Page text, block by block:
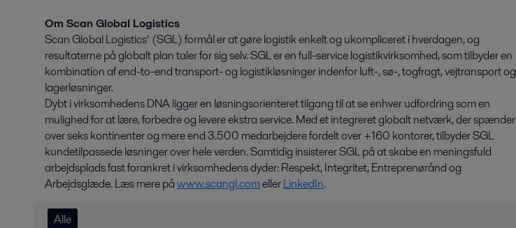
Om Scan Global Logistics
Scan Global Logistics’ (SGL) formål er at gøre logistik enkelt og ukompliceret i hverdagen, og
resultaterne på globalt plan taler for sig selv. SGL er en full-service logistikvirksomhed, som tilbyder en
kombination af end-to-end transport- og logistikløsninger indenfor luft-, sø-, togfragt, vejtransport og
lagerløsninger.
Dybt i virksomhedens DNA ligger en løsningsorienteret tilgang til at se enhver udfordring som en
mulighed for at lære, forbedre og levere ekstra service. Med et integreret globalt netværk, der spænder
over seks kontinenter og mere end 3.500 medarbejdere fordelt over +160 kontorer, tilbyder SGL
kundetilpassede løsninger over hele verden. Samtidig insisterer SGL på at skabe en meningsfuld
arbejdsplads fast forankret i virksomhedens dyder: Respekt, Integritet, Entreprenørånd og
Arbejdsglæde. Læs mere påwww.scangl.comellerLinkedIn.
Alle